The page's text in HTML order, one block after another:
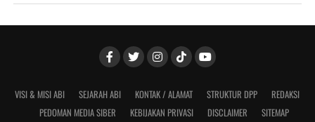
VISI & MISI ABI SEJARAH ABI KONTAK / ALAMAT STRUKTUR DPP
REDAKSI
PEDOMAN MEDIA SIBER
KEBIJAKAN PRIVASI DISCLAIMER SITEMAP